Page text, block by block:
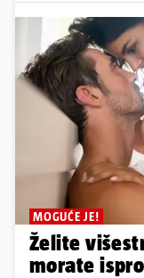
MOGUĆE JE!
Želite
morate